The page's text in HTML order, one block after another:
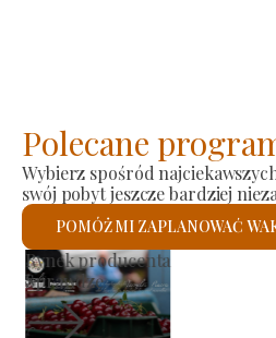
Polecane
Wybierz spośród
swój pobyt jeszcze bardziej
POMÓŻ MI ZAPLANOWAĆ
Kościół rzymskokatolicki św.
Sprawdzę